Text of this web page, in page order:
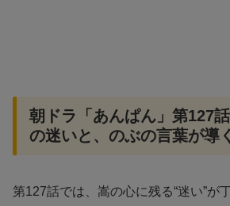
朝ドラ「あんぱん」第127
の迷いと、のぶの言葉が導
第127話では、嵩の心に残る“迷い”が